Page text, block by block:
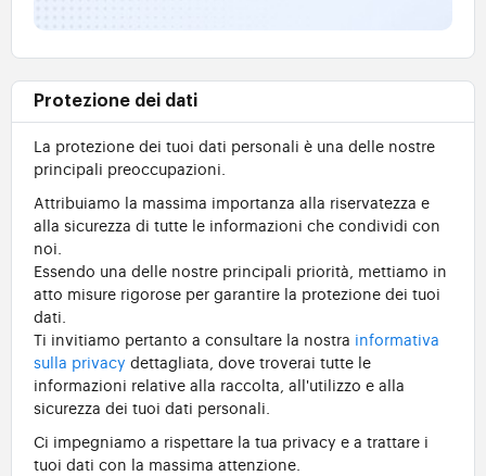
Protezione dei dati
La protezione dei tuoi dati personali è una delle nostre
principali preoccupazioni.
Attribuiamo la massima importanza alla riservatezza e
alla sicurezza di tutte le informazioni che condividi con
noi.
Essendo una delle nostre principali priorità, mettiamo in
atto misure rigorose per garantire la protezione dei tuoi
dati.
Ti invitiamo pertanto a consultare la nostra informativa
sulla privacy dettagliata, dove troverai tutte le
informazioni relative alla raccolta, all'utilizzo e alla
sicurezza dei tuoi dati personali.
Ci impegniamo a rispettare la tua privacy e a trattare i
tuoi dati con la massima attenzione.